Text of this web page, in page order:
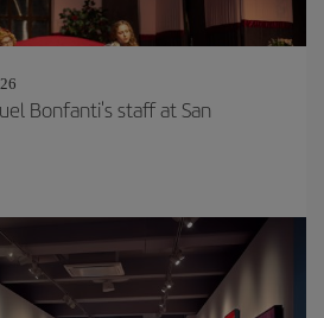
Bonfanti's staff at San